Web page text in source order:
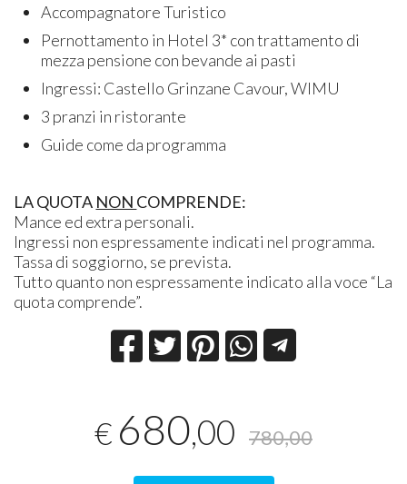
Accompagnatore Turistico
Pernottamento in Hotel 3* con trattamento di
mezza pensione con bevande ai pasti
Ingressi: Castello Grinzane Cavour, WIMU
3 pranzi in ristorante
Guide come da programma
LA QUOTA NON COMPRENDE:
Mance ed extra personali.
Ingressi non espressamente indicati nel programma.
Tassa di soggiorno, se prevista.
Tutto quanto non espressamente indicato alla voce “La
quota comprende”.
€ 680,00 780,00